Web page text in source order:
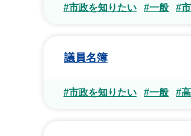
#市政を知りたい #一般 #
議員名簿
#市政を知りたい #一般 #